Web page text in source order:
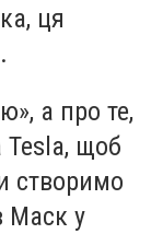
ця
а про те,
щоб
створимо
Маск у